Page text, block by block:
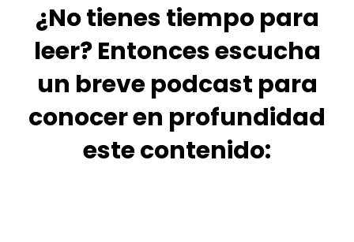
¿No tienes tiempo para
leer? Entonces escucha
un breve podcast para
conocer en profundidad
este contenido: